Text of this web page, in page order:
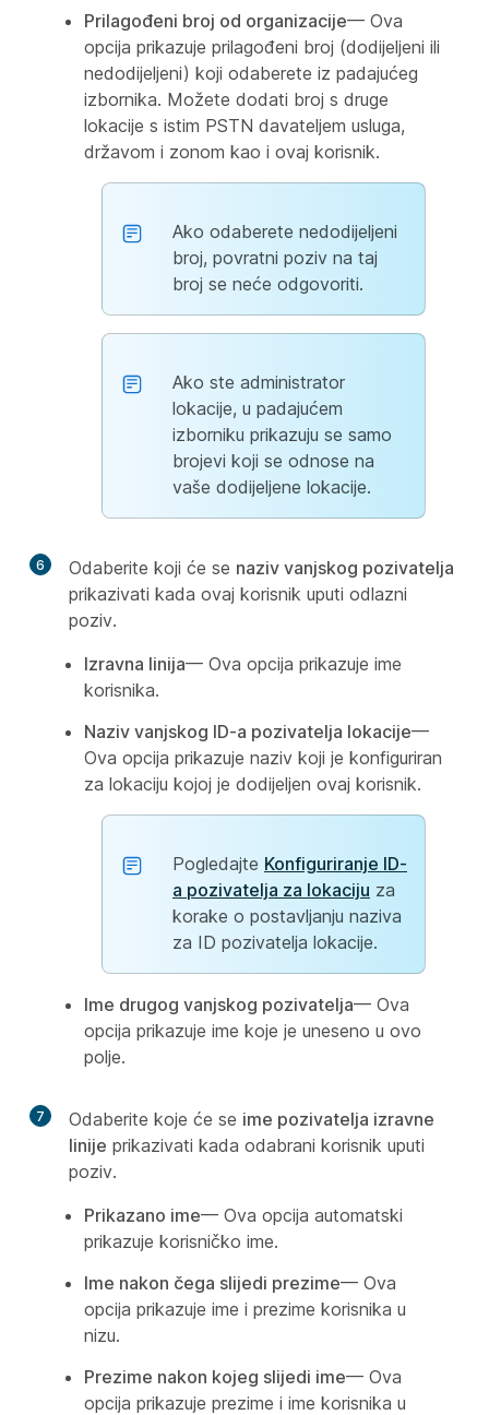
Prilagođeni broj od organizacije— Ova
opcija prikazuje prilagođeni broj (dodijeljeni ili
nedodijeljeni) koji odaberete iz padajućeg
izbornika. Možete dodati broj s druge
lokacije s istim PSTN davateljem usluga,
državom i zonom kao i ovaj korisnik.
Ako odaberete nedodijeljeni
broj, povratni poziv na taj
broj se neće odgovoriti.
Ako ste administrator
lokacije, u padajućem
izborniku prikazuju se samo
brojevi koji se odnose na
vaše dodijeljene lokacije.
6 Odaberite koji će se naziv vanjskog pozivatelja
prikazivati kada ovaj korisnik uputi odlazni
poziv.
Izravna linija— Ova opcija prikazuje ime
korisnika.
Naziv vanjskog ID-a pozivatelja lokacije—
Ova opcija prikazuje naziv koji je konfiguriran
za lokaciju kojoj je dodijeljen ovaj korisnik.
Pogledajte Konfiguriranje ID-
a pozivatelja za lokaciju za
korake o postavljanju naziva
za ID pozivatelja lokacije.
Ime drugog vanjskog pozivatelja— Ova
opcija prikazuje ime koje je uneseno u ovo
polje.
7 Odaberite koje će se ime pozivatelja izravne
linije prikazivati kada odabrani korisnik uputi
poziv.
Prikazano ime— Ova opcija automatski
prikazuje korisničko ime.
Ime nakon čega slijedi prezime— Ova
opcija prikazuje ime i prezime korisnika u
nizu.
Prezime nakon kojeg slijedi ime— Ova
opcija prikazuje prezime i ime korisnika u